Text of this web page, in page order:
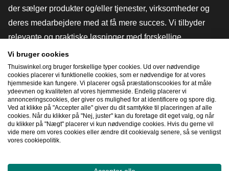
der sælger produkter og/eller tjenester, virksomheder og
deres medarbejdere med at få mere succes. Vi tilbyder
relevante og praktiske løsninger med forskellige
tillidsmærker, Thuiswinkel-anmeldelser, juridiske værktøjer
og rådgivning, fortalervirksomhed, markedsundersøgelser
og har vores egen uddannelsesplatform, Thuiswinkel e-
Academy.
Naviger hurtigt
Vi bruger cookies
Thuiswinkel.org bruger forskellige typer cookies. Ud over nødvendige
cookies placerer vi funktionelle cookies, som er nødvendige for at vores
hjemmeside kan fungere. Vi placerer også præstationscookies for at måle
ydeevnen og kvaliteten af ​​vores hjemmeside. Endelig placerer vi
annonceringscookies, der giver os mulighed for at identificere og spore dig.
Ved at klikke på "Accepter alle" giver du dit samtykke til placeringen af ​​alle
cookies. Når du klikker på "Nej, juster" kan du foretage dit eget valg, og når
du klikker på "Nægt" placerer vi kun nødvendige cookies. Hvis du gerne vil
vide mere om vores cookies eller ændre dit cookievalg senere, så se venligst
vores cookiepolitik.